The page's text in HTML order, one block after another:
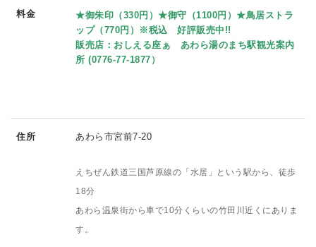
料金
★御朱印（330円）★御守（1100円）★鳥居ストラ
ップ（770円）※税込 好評販売中!!
販売店： おしえる座ぁ あわら湯のまち駅観光案内
所 (0776-77-1877）
住所 あわら市宮前7-20
えちぜん鉄道三国芦原線の「水居」という駅から、徒歩
18分
あわら温泉街から車で10分くらいの竹田川近くにありま
す。